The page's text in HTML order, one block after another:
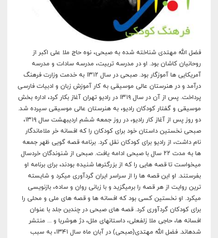
فضل الله مهتدی شناخته شده به صبحی، نوه حاج ملا علی اکبر از
روحانیان کاشان بود. او در مدرسه تربیت، مدرسه سادات و مدرسه
آمریکایی ها آموزگار بود. صبحی در سال ۱۳۱۲ به خدمت وزارت فرهنگ
درآمد و در هنرستان عالی موسیقی به کار آموزش زبان و ادبیات فارسی
پرداخت. پس از آن در سال ۱۳۱۹ در رادیو تهران آغاز بکار کرد، اداره بخش
موسیقی و گفتار کودکان رادیو، به هنرستان عالی موسیقی سپرده شد.
دو روز پس از آغاز کار رادیو، در روز جمعه ششم اردیبهشت سال ۱۳۱۹،
صبحی نخستین داستان خود برای کودکان را که افسانه خر ملاماندگار
نام داشت، از رادیو برای کودکان نقل کرد. برنامه قصه گویی ظهر جمعه
ها به مدت ۲۲ سال با صبحی ادامه یافت. صبحی از شنوندگان خردسال
میخواست تا قصه هایی را که از بزرگترها شنیده بودند، برای برنامه او
بفرستند. او این قصه ها را از سراسر ایران گردآوری میکرد و شایسته
ترین روایت از هر قصه را برمیگزید و با زبانی روان و ساده، بازنویسی
میکرد. او نخستین کسی بود که افسانه ها و قصه های ملی و محلی را
برای کودکان گردآوری کرد. قصه های صبحی در چندین جلد با عنوان
افسانه ها، حاجی ملا زلفعلی، داستانهای ملل، دژ هوشربا و ... منتشر
شدهاند. فضل الله مهتدی(صبحی) در آبان ماه سال ۱۳۴۱، به سبب